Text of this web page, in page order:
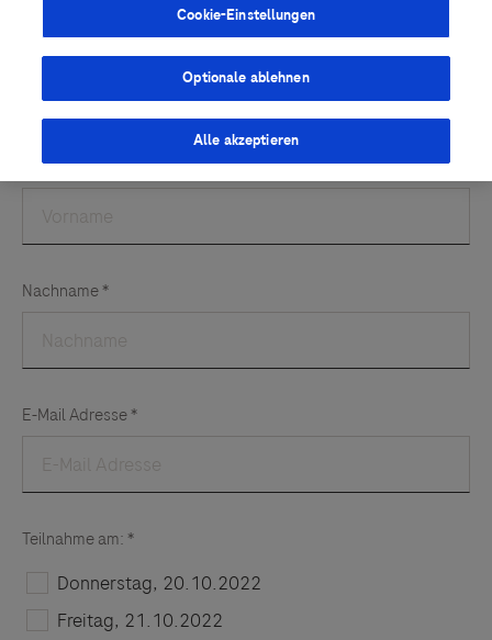
Cookie-Einstellungen
Optionale ablehnen
Alle akzeptieren